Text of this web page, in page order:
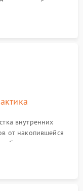
работы
вентиляторов.
внутренних
от накопившейся
балласта лампы и
или вздутых